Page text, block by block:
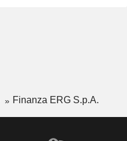
Finanza ERG S.p.A.